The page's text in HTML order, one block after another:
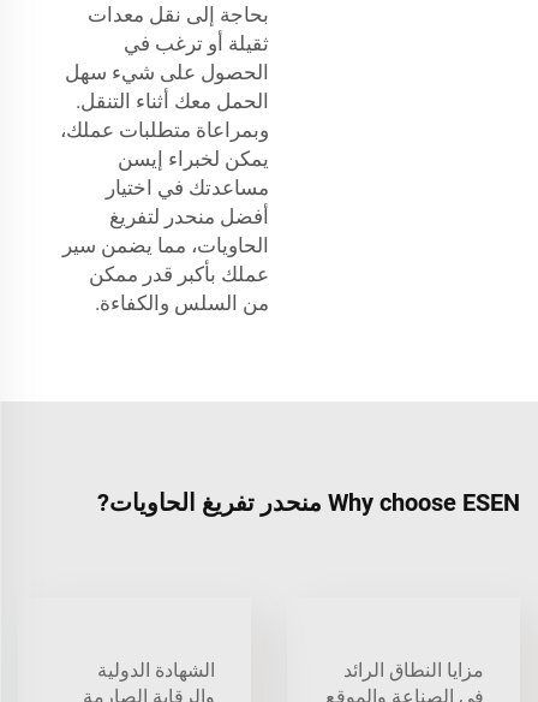
بحاجة إلى نقل معدات
ثقيلة أو ترغب في
الحصول على شيء سهل
الحمل معك أثناء التنقل.
وبمراعاة متطلبات عملك،
يمكن لخبراء إيسن
مساعدتك في اختيار
أفضل منحدر لتفريغ
الحاويات، مما يضمن سير
عملك بأكبر قدر ممكن
من السلس والكفاءة.
Why choose ESEN منحدر تفريغ الحاويات?
مزايا النطاق الرائد
في الصناعة والموقع
الشهادة الدولية
والرقابة الصارمة